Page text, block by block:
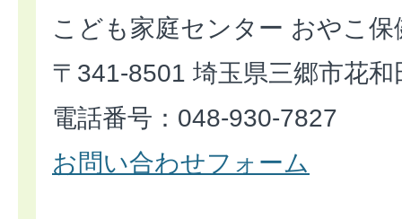
こども家庭センター おやこ保
〒341-8501 埼玉県三郷市花
電話番号：048-930-7827
お問い合わせフォーム